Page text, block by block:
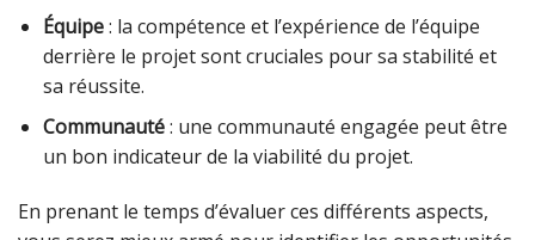
Équipe: la compétence et l’expérience de l’équipe
derrière le projet sont cruciales pour sa stabilité et
sa réussite.
Communauté: une communauté engagée peut être
un bon indicateur de la viabilité du projet.
En prenant le temps d’évaluer ces différents aspects,